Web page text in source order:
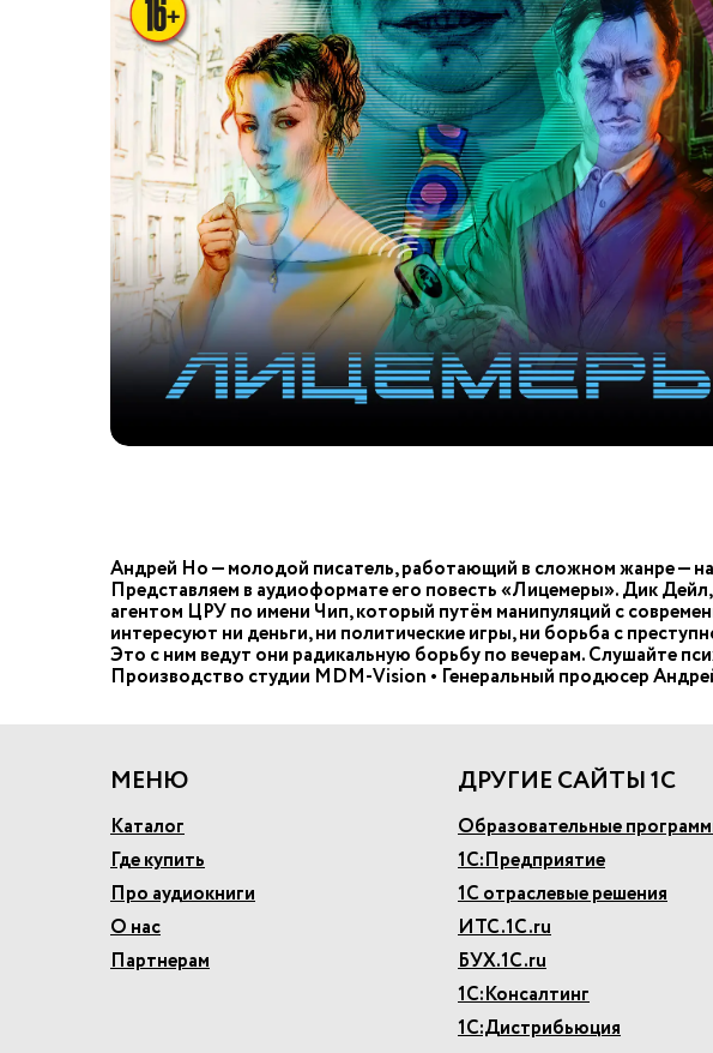
Андрей Но — молодой писатель, работающий в сложном жанре —
Представляем в аудиоформате его повесть «Лицемеры». Дик
агентом ЦРУ по имени Чип, который путём манипуляций с
интересуют ни деньги, ни политические игры, ни борьба с
Это с ним ведут они радикальную борьбу по вечерам. Слушайте
Производство студии MDM-Vision • Генеральный продюсер
МЕНЮ
Каталог
Где купить
Про аудиокниги
О нас
Партнерам
ДРУГИЕ САЙТЫ 1С
Образовательные
1С:Предприятие
1С отраслевые решения
ИТС.1С.ru
БУХ.1С.ru
1С:Консалтинг
1С:Дистрибьюция